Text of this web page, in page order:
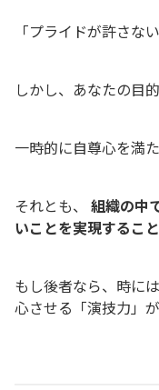
「プライドが許さな
しかし、あなたの目
一時的に自尊心を満
それとも、 組織の中
いことを実現するこ
もし後者なら、時に
心させる「演技力」が